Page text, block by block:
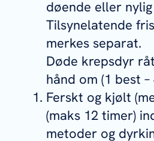
døende eller
Tilsynelatende
merkes separat.
Døde krepsdyr
hånd om (1 best
Ferskt og kjølt
(maks 12 timer)
metoder og